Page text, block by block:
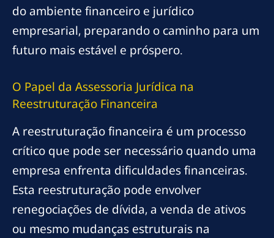
do ambiente financeiro e jurídico
empresarial, preparando o caminho para um
futuro mais estável e próspero.
O Papel da Assessoria Jurídica na
Reestruturação Financeira
A reestruturação financeira é um processo
crítico que pode ser necessário quando uma
empresa enfrenta dificuldades financeiras.
Esta reestruturação pode envolver
renegociações de dívida, a venda de ativos
ou mesmo mudanças estruturais na